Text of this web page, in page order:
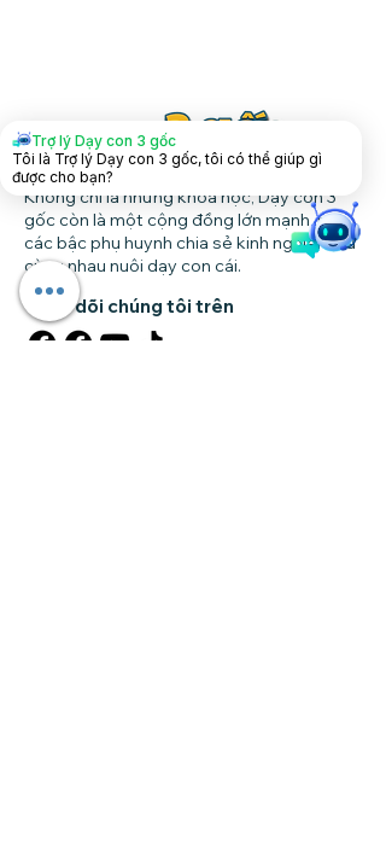
Không chỉ là những khóa học, Dạy con 3
gốc còn là một cộng đồng lớn mạnh, nơi
các bậc phụ huynh chia sẻ kinh nghiệm và
cùng nhau nuôi dạy con cái.
Theo dõi chúng tôi trên
Trợ lý Dạy con 3 gốc
Tôi là Trợ lý Dạy con 3 gốc, tôi có thể giúp gì
được cho bạn?